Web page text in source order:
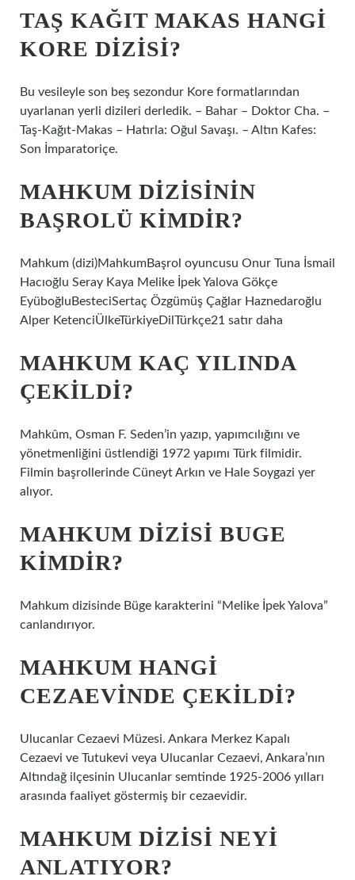
TAŞ KAĞIT MAKAS HANGI
KORE DIZISI?
Bu vesileyle son beş sezondur Kore formatlarından
uyarlanan yerli dizileri derledik. – Bahar – Doktor Cha. –
Taş-Kağıt-Makas – Hatırla: Oğul Savaşı. – Altın Kafes:
Son İmparatoriçe.
MAHKUM DIZISININ
BAŞROLÜ KIMDIR?
Mahkum (dizi)MahkumBaşrol oyuncusu Onur Tuna İsmail
Hacıoğlu Seray Kaya Melike İpek Yalova Gökçe
EyüboğluBesteciSertaç Özgümüş Çağlar Haznedaroğlu
Alper KetenciÜlkeTürkiyeDilTürkçe21 satır daha
MAHKUM KAÇ YILINDA
ÇEKILDI?
Mahkûm, Osman F. Seden’in yazıp, yapımcılığını ve
yönetmenliğini üstlendiği 1972 yapımı Türk filmidir.
Filmin başrollerinde Cüneyt Arkın ve Hale Soygazi yer
alıyor.
MAHKUM DIZISI BUGE
KIMDIR?
Mahkum dizisinde Büge karakterini “Melike İpek Yalova”
canlandırıyor.
MAHKUM HANGI
CEZAEVINDE ÇEKILDI?
Ulucanlar Cezaevi Müzesi. Ankara Merkez Kapalı
Cezaevi ve Tutukevi veya Ulucanlar Cezaevi, Ankara’nın
Altındağ ilçesinin Ulucanlar semtinde 1925-2006 yılları
arasında faaliyet göstermiş bir cezaevidir.
MAHKUM DIZISI NEYI
ANLATIYOR?